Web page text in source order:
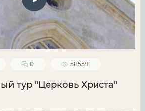
0 58559
тур "Церковь Христа"